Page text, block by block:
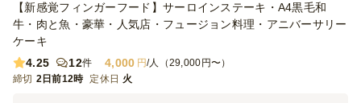
【新感覚フィンガーフード】サーロインステーキ・A4黒毛和
牛・肉と魚・豪華・人気店・フュージョン料理・アニバーサリー
ケーキ
4.25
12件 4,000 円/人（29,000円〜）
締切 2日前12時 定休日 火